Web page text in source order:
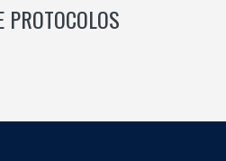
PROTOCOLOS